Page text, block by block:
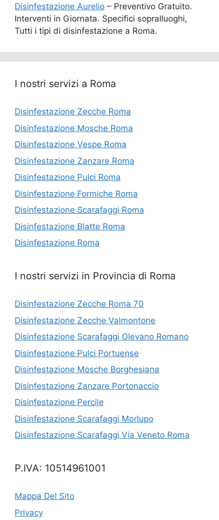
Disinfestazione Aurelio – Preventivo Gratuito.
Interventi in Giornata. Specifici sopralluoghi,
Tutti i tipi di disinfestazione a Roma.
I nostri servizi a Roma
Disinfestazione Zecche Roma
Disinfestazione Mosche Roma
Disinfestazione Vespe Roma
Disinfestazione Zanzare Roma
Disinfestazione Pulci Roma
Disinfestazione Formiche Roma
Disinfestazione Scarafaggi Roma
Disinfestazione Blatte Roma
Disinfestazione Roma
I nostri servizi in Provincia di Roma
Disinfestazione Zecche Roma 70
Disinfestazione Zecche Valmontone
Disinfestazione Scarafaggi Olevano Romano
Disinfestazione Pulci Portuense
Disinfestazione Mosche Borghesiana
Disinfestazione Zanzare Portonaccio
Disinfestazione Percile
Disinfestazione Scarafaggi Morlupo
Disinfestazione Scarafaggi Via Veneto Roma
P.IVA: 10514961001
Mappa Del Sito
Privacy